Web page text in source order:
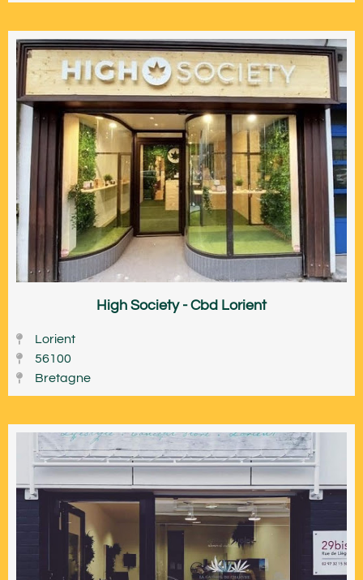
High Society - Cbd Lorient
Lorient
56100
Bretagne